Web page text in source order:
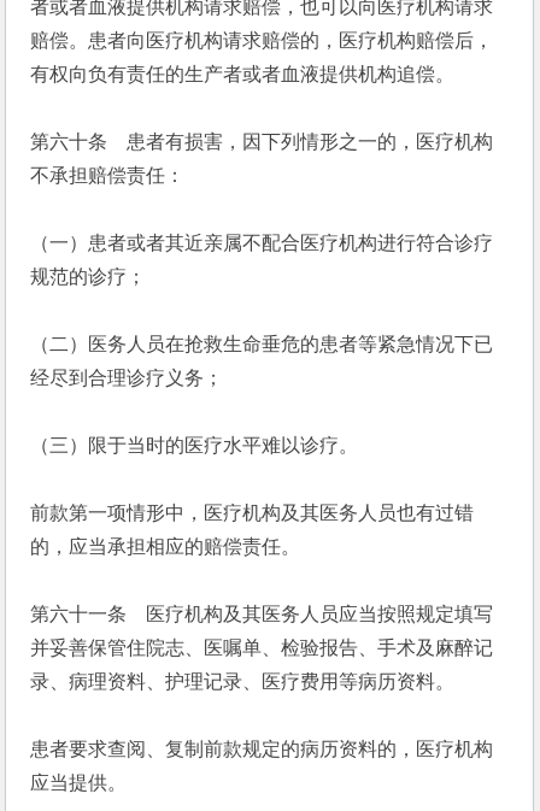
者或者血液提供机构请求赔偿，也可以向医疗机构请求
赔偿。患者向医疗机构请求赔偿的，医疗机构赔偿后，
有权向负有责任的生产者或者血液提供机构追偿。
第六十条　患者有损害，因下列情形之一的，医疗机构
不承担赔偿责任：
（一）患者或者其近亲属不配合医疗机构进行符合诊疗
规范的诊疗；
（二）医务人员在抢救生命垂危的患者等紧急情况下已
经尽到合理诊疗义务；
（三）限于当时的医疗水平难以诊疗。
前款第一项情形中，医疗机构及其医务人员也有过错
的，应当承担相应的赔偿责任。
第六十一条　医疗机构及其医务人员应当按照规定填写
并妥善保管住院志、医嘱单、检验报告、手术及麻醉记
录、病理资料、护理记录、医疗费用等病历资料。
患者要求查阅、复制前款规定的病历资料的，医疗机构
应当提供。